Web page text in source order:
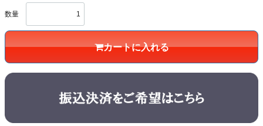
数量
カートに入れる